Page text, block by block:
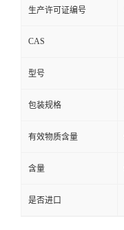
生产许可证编号
CAS
型号
包装规格
有效物质含量
含量
是否进口